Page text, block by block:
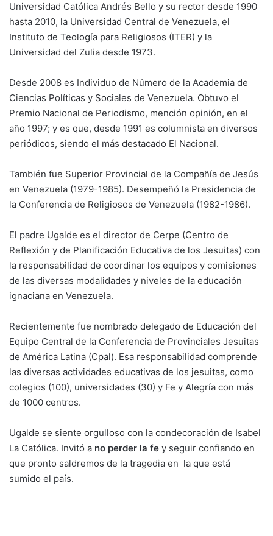
Universidad Católica Andrés Bello y su rector desde 1990
hasta 2010, la Universidad Central de Venezuela, el
Instituto de Teología para Religiosos (ITER) y la
Universidad del Zulia desde 1973.
Desde 2008 es Individuo de Número de la Academia de
Ciencias Políticas y Sociales de Venezuela. Obtuvo el
Premio Nacional de Periodismo, mención opinión, en el
año 1997; y es que, desde 1991 es columnista en diversos
periódicos, siendo el más destacado El Nacional.
También fue Superior Provincial de la Compañía de Jesús
en Venezuela (1979-1985). Desempeñó la Presidencia de
la Conferencia de Religiosos de Venezuela (1982-1986).
El padre Ugalde es el director de Cerpe (Centro de
Reflexión y de Planificación Educativa de los Jesuitas) con
la responsabilidad de coordinar los equipos y comisiones
de las diversas modalidades y niveles de la educación
ignaciana en Venezuela.
Recientemente fue nombrado delegado de Educación del
Equipo Central de la Conferencia de Provinciales Jesuitas
de América Latina (Cpal). Esa responsabilidad comprende
las diversas actividades educativas de los jesuitas, como
colegios (100), universidades (30) y Fe y Alegría con más
de 1000 centros.
Ugalde se siente orgulloso con la condecoración de Isabel
La Católica. Invitó a no perder la fe y seguir confiando en
que pronto saldremos de la tragedia en la que está
sumido el país.